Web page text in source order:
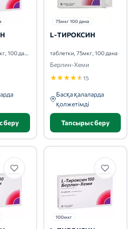
таблетки, 100мкг, 100 дана
беру
75мкг 100 дана
L-ТИРОКСИН
таблетки, 75мкг, 100 дана
Берлин-Хеми
★★★★★15
Басқа қалаларда
қолжетімді
Тапсырыс беру
100мкг